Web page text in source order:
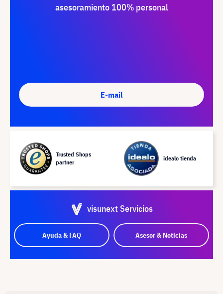
asesoramiento 100% personal
E-mail
Trusted Shops
partner
idealo tienda
visunext Servicios
Ayuda & FAQ Asesor & Noticias